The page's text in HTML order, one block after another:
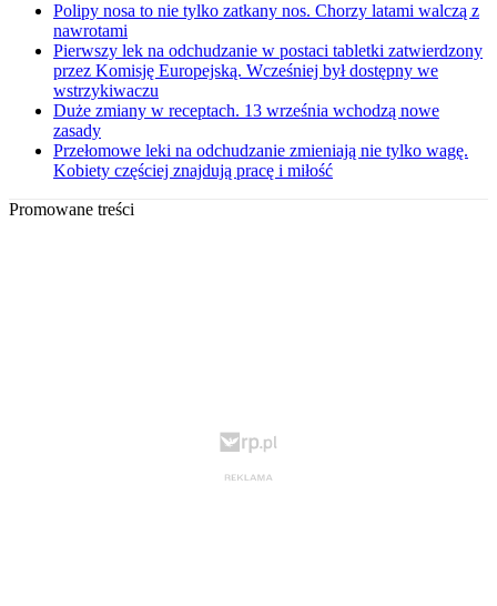
Polipy nosa to nie tylko zatkany nos. Chorzy latami walczą z
nawrotami
Pierwszy lek na odchudzanie w postaci tabletki zatwierdzony
przez Komisję Europejską. Wcześniej był dostępny we
wstrzykiwaczu
Duże zmiany w receptach. 13 września wchodzą nowe
zasady
Przełomowe leki na odchudzanie zmieniają nie tylko wagę.
Kobiety częściej znajdują pracę i miłość
Promowane treści